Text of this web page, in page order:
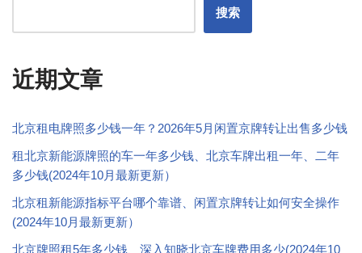
搜索
近期文章
北京租电牌照多少钱一年？2026年5月闲置京牌转让出售多少钱
租北京新能源牌照的车一年多少钱、北京车牌出租一年、二年
多少钱(2024年10月最新更新）
北京租新能源指标平台哪个靠谱、闲置京牌转让如何安全操作
(2024年10月最新更新）
北京牌照租5年多少钱、深入知晓北京车牌费用多少(2024年10